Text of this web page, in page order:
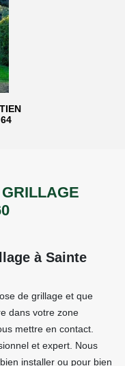
à Sainte
de grillage et que
dans votre zone
mettre en contact.
et expert. Nous
installer ou pour bien